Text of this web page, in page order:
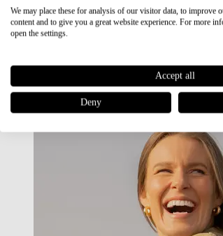
Gürteltaschen & Cross Bags
Bügeltaschen
Reisetaschen & Weekender
Damen
We may place these for analysis of our visitor data, to improve
content and to give you a great website experience. For more
open the settings.
Accept all
Deny